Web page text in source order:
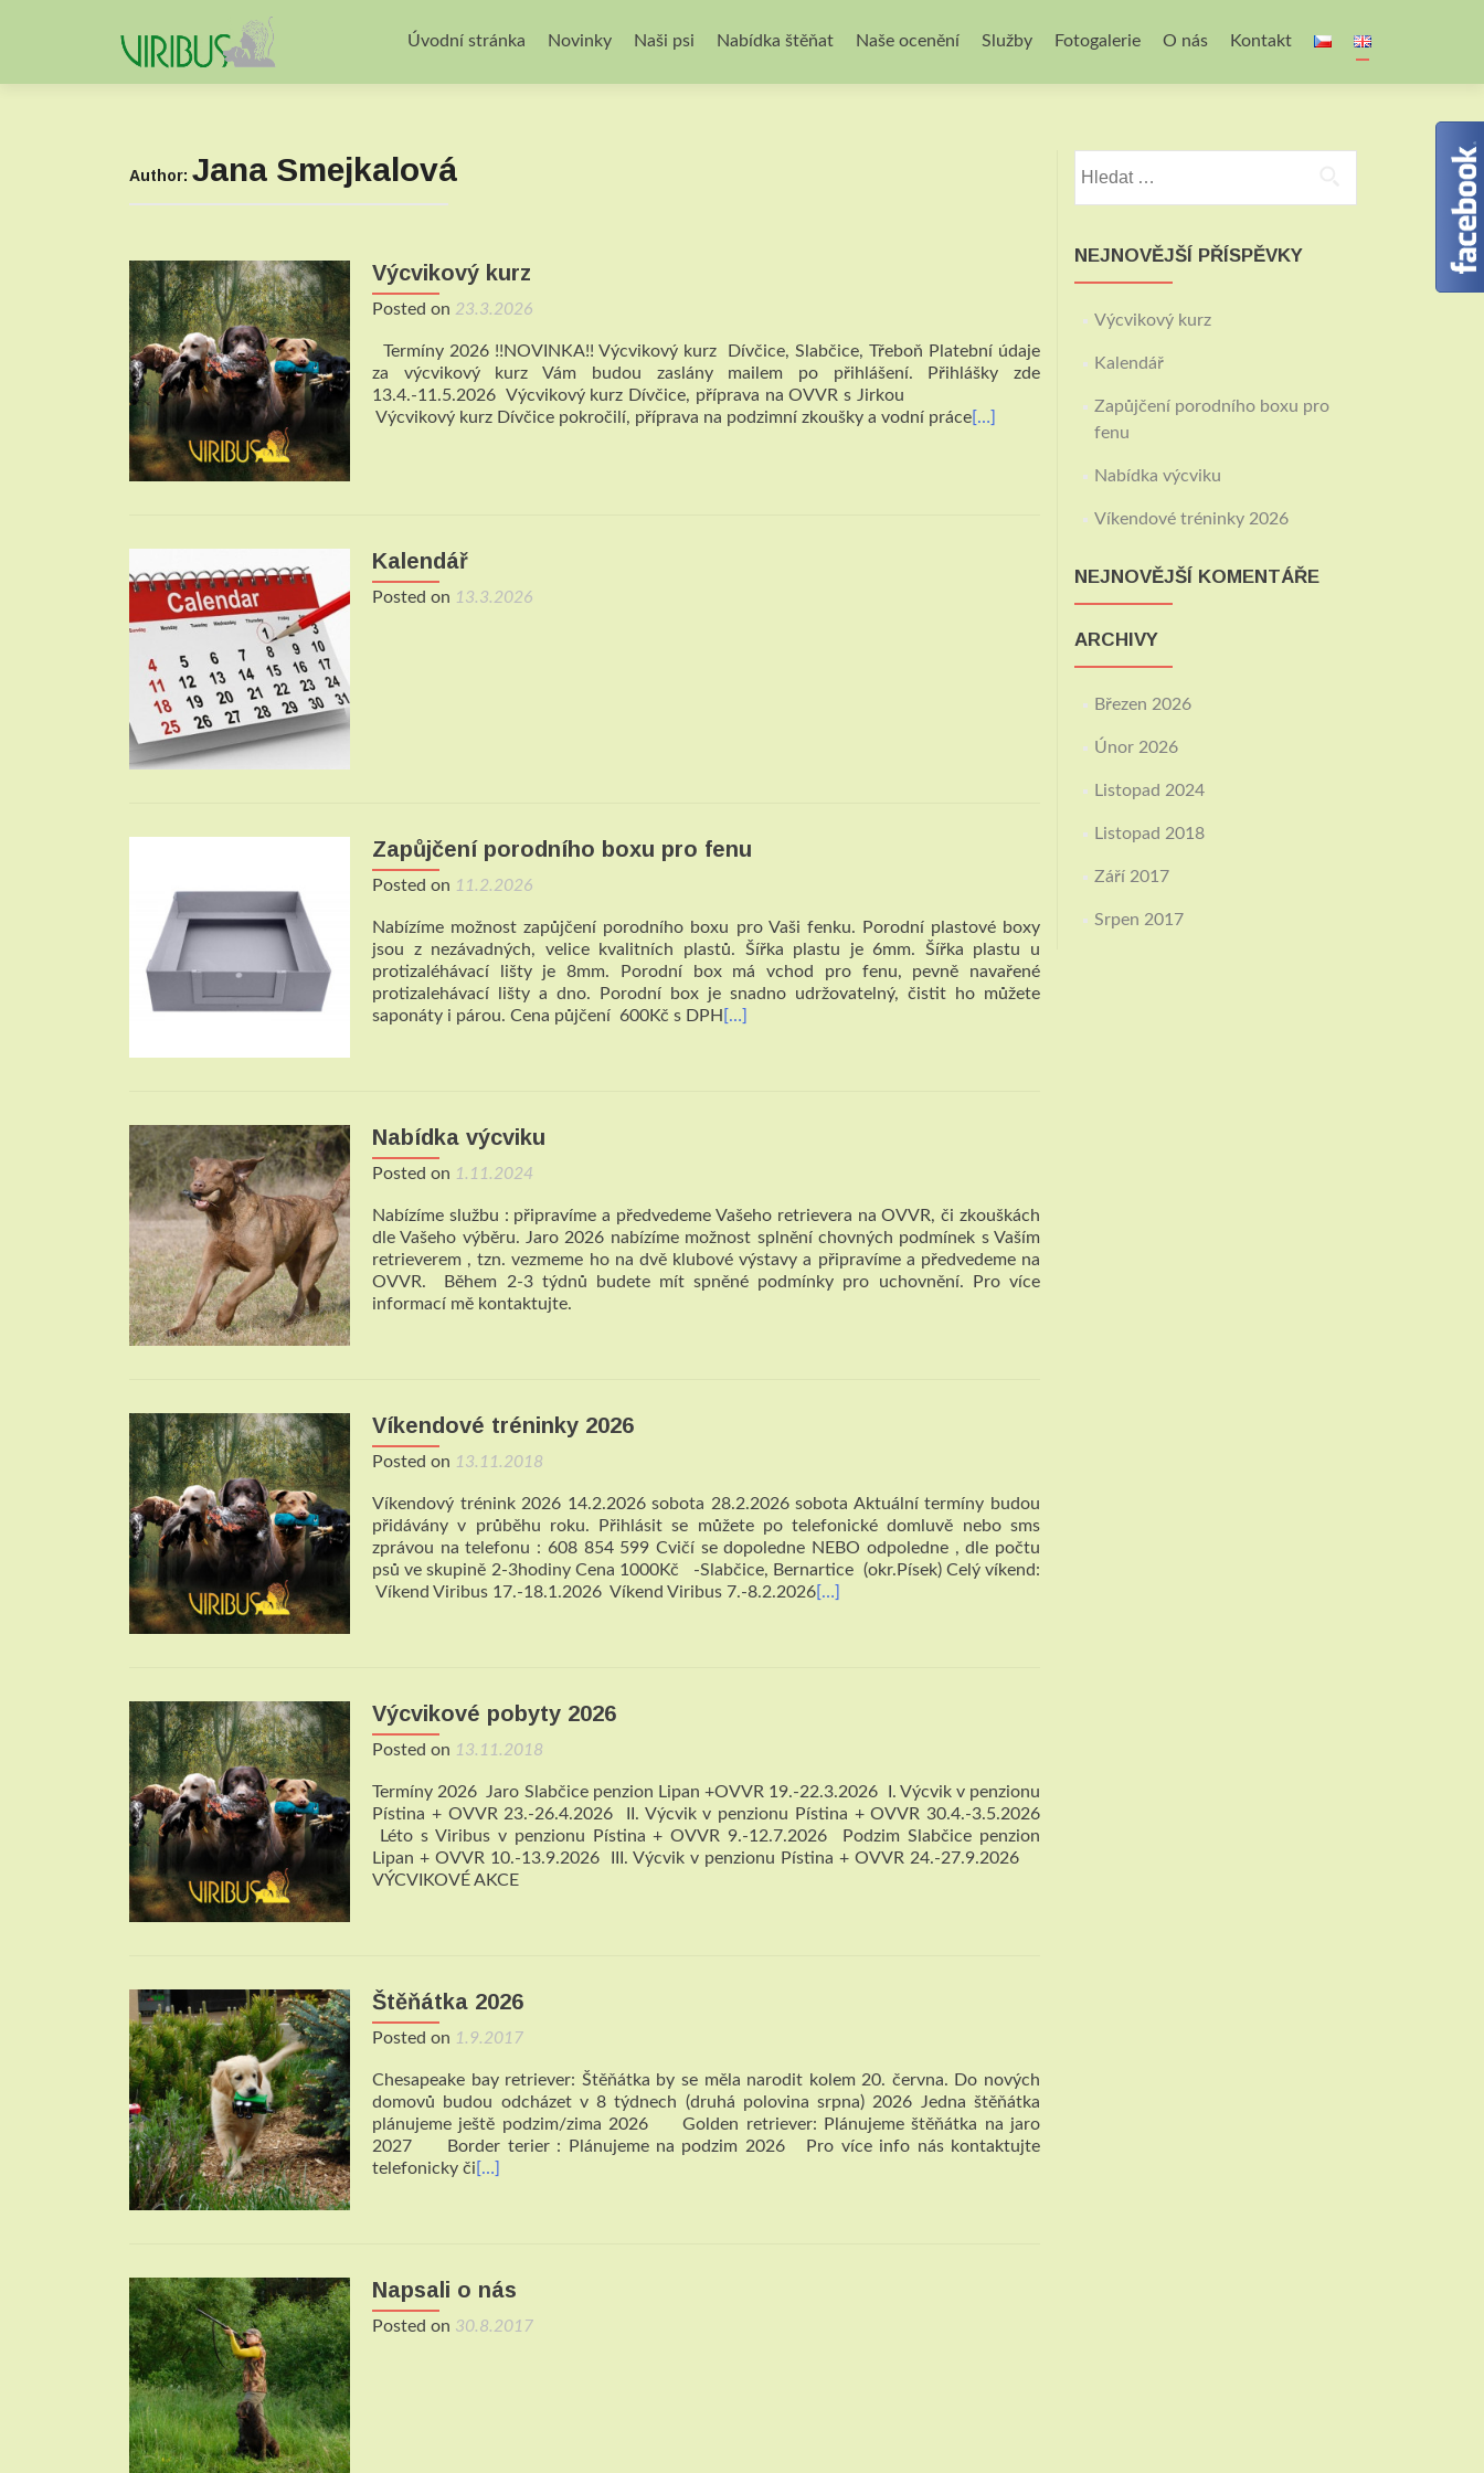
Úvodní stránka Novinky Naši psi Nabídka štěňat Naše ocenění Služby Fotogalerie O nás Kontakt
Author: Jana Smejkalová
Výcvikový kurz
Posted on 23.3.2026
Termíny 2026 !!NOVINKA!! Výcvikový kurz Dívčice, Slabčice, Třeboň Platební údaje
za výcvikový kurz Vám budou zaslány mailem po přihlášení. Přihlášky zde
13.4.-11.5.2026 Výcvikový kurz Dívčice, příprava na OVVR s Jirkou
Výcvikový kurz Dívčice pokročilí, příprava na podzimní zkoušky a vodní práce […]
Kalendář
Posted on 13.3.2026
Zapůjčení porodního boxu pro fenu
Posted on 11.2.2026
Nabízíme možnost zapůjčení porodního boxu pro Vaši fenku. Porodní plastové boxy
jsou z nezávadných, velice kvalitních plastů. Šířka plastu je 6mm. Šířka plastu u
protizaléhávací lišty je 8mm. Porodní box má vchod pro fenu, pevně navařené
protizalehávací lišty a dno. Porodní box je snadno udržovatelný, čistit ho můžete
saponáty i párou. Cena půjčení 600Kč s DPH […]
Nabídka výcviku
Posted on 1.11.2024
Nabízíme službu : připravíme a předvedeme Vašeho retrievera na OVVR, či zkouškách
dle Vašeho výběru. Jaro 2026 nabízíme možnost splnění chovných podmínek s Vaším
retrieverem , tzn. vezmeme ho na dvě klubové výstavy a připravíme a předvedeme na
OVVR. Během 2-3 týdnů budete mít spněné podmínky pro uchovnění. Pro více
informací mě kontaktujte.
Víkendové tréninky 2026
Posted on 13.11.2018
Víkendový trénink 2026 14.2.2026 sobota 28.2.2026 sobota Aktuální termíny budou
přidávány v průběhu roku. Přihlásit se můžete po telefonické domluvě nebo sms
zprávou na telefonu : 608 854 599 Cvičí se dopoledne NEBO odpoledne , dle počtu
psů ve skupině 2-3hodiny Cena 1000Kč -Slabčice, Bernartice (okr.Písek) Celý víkend:
Víkend Viribus 17.-18.1.2026 Víkend Viribus 7.-8.2.2026 […]
Výcvikové pobyty 2026
Posted on 13.11.2018
Termíny 2026 Jaro Slabčice penzion Lipan +OVVR 19.-22.3.2026 I. Výcvik v penzionu
Pístina + OVVR 23.-26.4.2026 II. Výcvik v penzionu Pístina + OVVR 30.4.-3.5.2026
Léto s Viribus v penzionu Pístina + OVVR 9.-12.7.2026 Podzim Slabčice penzion
Lipan + OVVR 10.-13.9.2026 III. Výcvik v penzionu Pístina + OVVR 24.-27.9.2026
VÝCVIKOVÉ AKCE
Štěňátka 2026
Posted on 1.9.2017
Chesapeake bay retriever: Štěňátka by se měla narodit kolem 20. června. Do nových
domovů budou odcházet v 8 týdnech (druhá polovina srpna) 2026 Jedna štěňátka
plánujeme ještě podzim/zima 2026 Golden retriever: Plánujeme štěňátka na jaro
2027 Border terier : Plánujeme na podzim 2026 Pro více info nás kontaktujte
telefonicky či […]
Napsali o nás
Posted on 30.8.2017
NEJNOVĚJŠÍ PŘÍSPĚVKY
Výcvikový kurz
Kalendář
Zapůjčení porodního boxu pro
fenu
Nabídka výcviku
Víkendové tréninky 2026
NEJNOVĚJŠÍ KOMENTÁŘE
ARCHIVY
Březen 2026
Únor 2026
Listopad 2024
Listopad 2018
Září 2017
Srpen 2017